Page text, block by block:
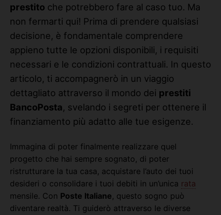
prestito che potrebbero fare al caso tuo. Ma
non fermarti qui! Prima di prendere qualsiasi
decisione, è fondamentale comprendere
appieno tutte le opzioni disponibili, i requisiti
necessari e le condizioni contrattuali. In questo
articolo, ti accompagnerò in un viaggio
dettagliato attraverso il mondo dei prestiti
BancoPosta, svelando i segreti per ottenere il
finanziamento più adatto alle tue esigenze.
Immagina di poter finalmente realizzare quel
progetto che hai sempre sognato, di poter
ristrutturare la tua casa, acquistare l’auto dei tuoi
desideri o consolidare i tuoi debiti in un’unica rata
mensile. Con Poste Italiane, questo sogno può
diventare realtà. Ti guiderò attraverso le diverse